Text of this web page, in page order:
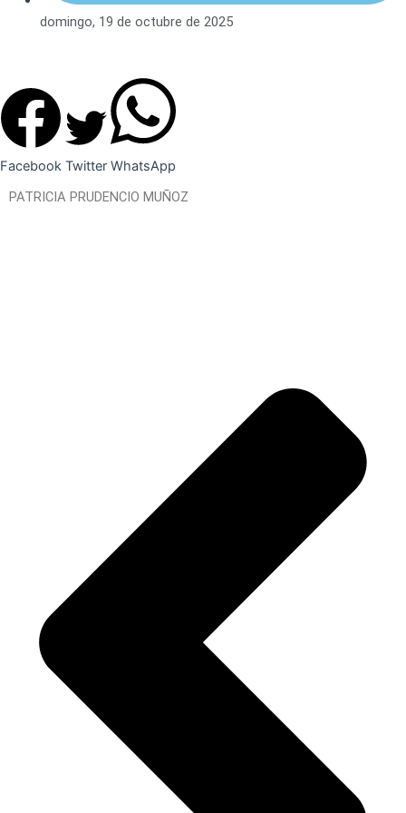
domingo, 19 de octubre de 2025
Facebook Twitter WhatsApp
PATRICIA PRUDENCIO MUÑOZ